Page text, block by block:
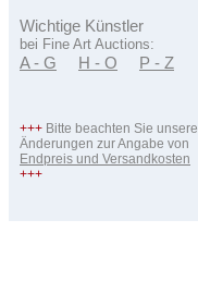
Wichtige Künstler
bei Fine Art Auctions:
A - G H - O P - Z
+++ Bitte beachten Sie unsere
Änderungen zur Angabe von
Endpreis und Versandkosten
+++